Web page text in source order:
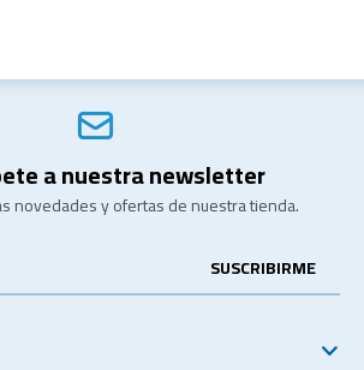
a nuestra newsletter
novedades y ofertas de nuestra tienda.
SUSCRIBIRME